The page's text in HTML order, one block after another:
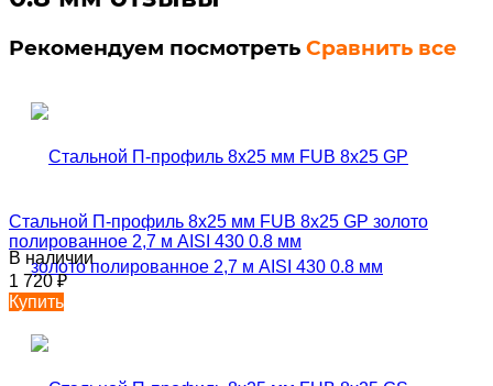
Рекомендуем посмотреть Сравнить все
Стальной П-профиль 8х25 мм FUB 8х25 GP золото
полированное 2,7 м AISI 430 0.8 мм
В наличии
1 720₽
Купить